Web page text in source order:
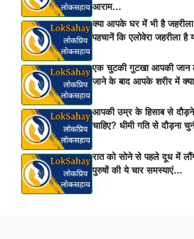
आराम…
क्या आपके घर में भी है जहरीला
पहचानें कि एलोवेरा जहरीला है
एक चुटकी गुटखा आपकी जान
जाने के बाद आपके शरीर में क्या
आपकी उम्र के हिसाब से दौड़ने
चाहिए? धीमी गति से दौड़ना
रात को सोने से पहले दूध में
पुरुषों की ये चार समस्याएं…